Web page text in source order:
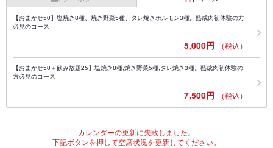
【おまかせ50】塩焼き8種、焼き野菜5種、タレ焼きホルモン3種。熟成肉初体験の方
必見のコース
5,000円 （税込）
【おまかせ50＋飲み放題25】塩焼き8種,焼き野菜5種,タレ焼き3種。熟成肉初体験の
方必見のコース
7,500円 （税込）
カレンダーの更新に失敗しました。
下記ボタンを押して空席状況を更新してください。